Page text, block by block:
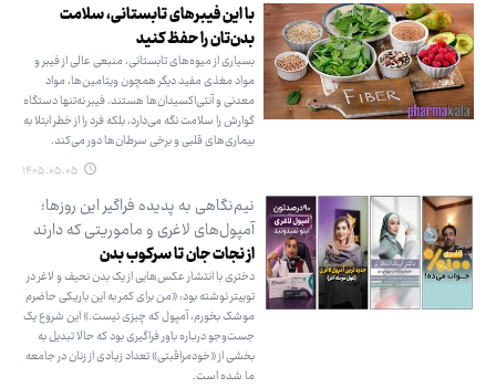
با این فیبرهای تابستانی، سلامت
بدن‌تان را حفظ کنید
بسیاری از میوه‌های تابستانی، منبعی عالی از فیبر و
مواد مغذی مفید دیگر همچون ویتامین‌ها، مواد
معدنی و آنتی‌اکسیدان‌ها هستند. فیبر نه‌تنها دستگاه
گوارش را سلامت نگه‌ می‌دارد، بلکه فرد را از خطر ابتلا به
بیماری‌های قلبی و برخی سرطان‌ها دور می‌کند.
۱۴۰۵.۰۵.۰۵
نیم‌نگاهی به پدیده فراگیر این روزها؛
آمپول‌های لاغری و ماموریتی که دارند
از نجات جان تا سرکوب بدن
دختری با انتشار عکس‌هایی از یک بدن نحیف و لاغر در
توییتر نوشته بود: «من برای کمر به این باریکی حاضرم
موشک بخورم، آمپول که چیزی نیست.» این شروع یک
جست‌وجو درباره باور فراگیری بود که حالا تبدیل به
بخشی از «خودمراقبتی» تعداد زیادی از زنان در جامعه
ما شده است.